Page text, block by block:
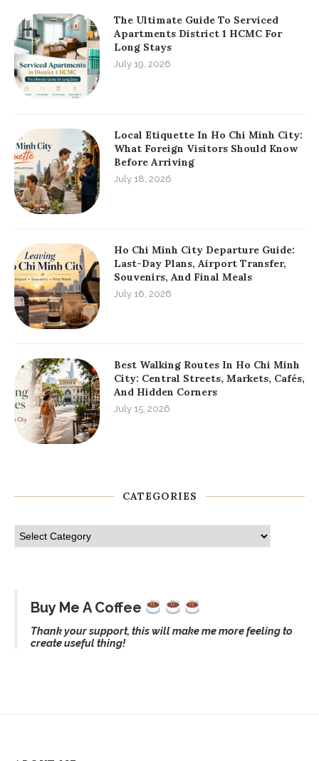
The Ultimate Guide To Serviced
Apartments District 1 HCMC For
Long Stays
July 19, 2026
Local Etiquette In Ho Chi Minh City:
What Foreign Visitors Should Know
Before Arriving
July 18, 2026
Ho Chi Minh City Departure Guide:
Last-Day Plans, Airport Transfer,
Souvenirs, And Final Meals
July 16, 2026
Best Walking Routes In Ho Chi Minh
City: Central Streets, Markets, Cafés,
And Hidden Corners
July 15, 2026
CATEGORIES
Buy Me A Coffee
Thank your support, this will make me more feeling to
create useful thing!